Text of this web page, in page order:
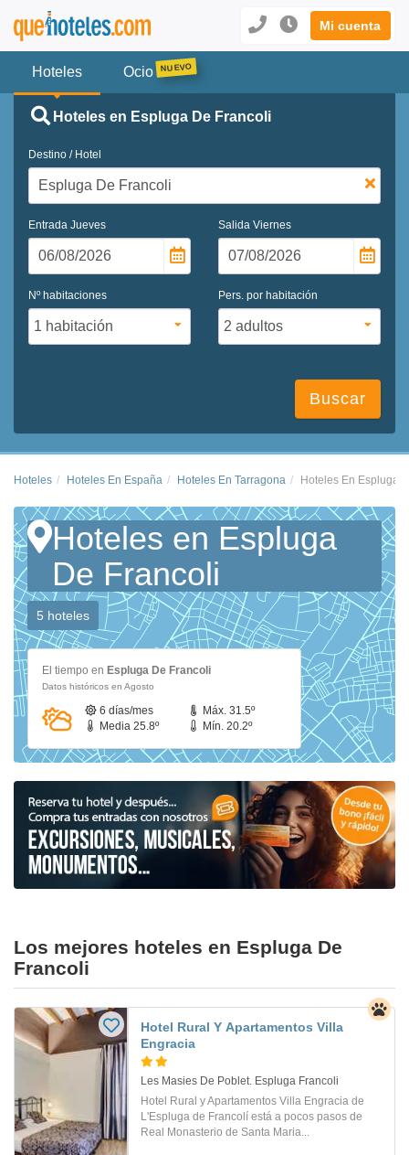
Mi cuenta
Hoteles Ocio
Hoteles en Espluga De Francoli
Destino / Hotel
Entrada Jueves Salida Viernes
Nº habitaciones Pers. por habitación
Buscar
Hoteles Hoteles En España Hoteles En Tarragona Hoteles En Espluga
Hoteles en Espluga
De Francoli
5 hoteles
El tiempo en Espluga De Francoli
Datos históricos en Agosto
6 días/mes
Máx. 31.5º
Media 25.8º
Mín. 20.2º
Los mejores hoteles en Espluga De
Francoli
Hotel Rural Y Apartamentos Villa
Engracia
Les Masies De Poblet. Espluga Francoli
Hotel Rural y Apartamentos Villa Engracia de
L'Espluga de Francolí está a pocos pasos de
Real Monasterio de Santa Maria...